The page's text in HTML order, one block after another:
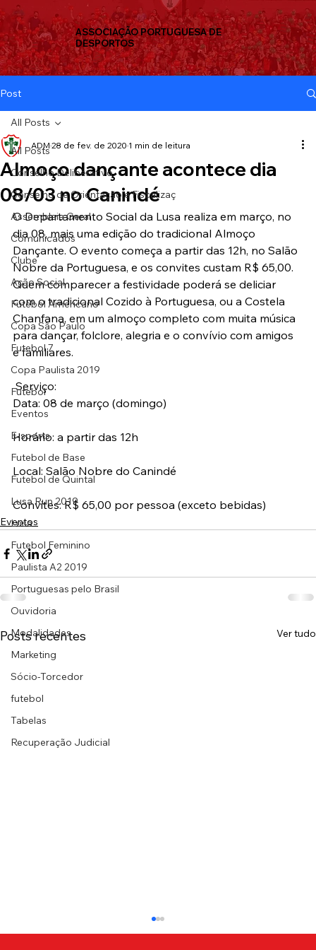
ASSOCIAÇÃO PORTUGUESA DE
DESPORTOS
Post
All Posts
Conselho Deliberativo
Conselho de Orientação e Fiscalizaç
Assembleia Geral
Comunicados
Clube
Ação Social
Futebol Americano
Copa São Paulo
Futebol 7
Copa Paulista 2019
Futebol
Eventos
E-sports
Futebol de Base
Futebol de Quintal
Lusa Run 2019
Lusa
Futebol Feminino
Paulista A2 2019
Portuguesas pelo Brasil
Ouvidoria
Modalidades
Marketing
Sócio-Torcedor
futebol
Tabelas
Recuperação Judicial
All Posts
Almoço dançante acontece dia
08/03 no Canindé
ADM 28 de fev. de 2020 1 min de leitura
O Departamento Social da Lusa realiza em março, no
dia 08, mais uma edição do tradicional Almoço
Dançante. O evento começa a partir das 12h, no Salão
Nobre da Portuguesa, e os convites custam R$ 65,00.
Quem comparecer a festividade poderá se deliciar
com o tradicional Cozido à Portuguesa, ou a Costela
Chanfana, em um almoço completo com muita música
para dançar, folclore, alegria e o convívio com amigos
e familiares.
Serviço:
Data: 08 de março (domingo)
Horário: a partir das 12h
Local: Salão Nobre do Canindé
Convites: R$ 65,00 por pessoa (exceto bebidas)
Eventos
Posts recentes Ver tudo